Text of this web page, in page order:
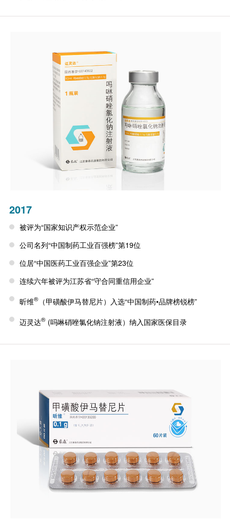
2017
被评为“国家知识产权示范企业”
公司名列“中国制药工业百强榜”第19位
位居“中国医药工业百强企业”第23位
连续六年被评为江苏省“守合同重信用企业”
昕维®（甲磺酸伊马替尼片）入选“中国制药•品牌榜锐榜”
迈灵达®(吗啉硝唑氯化钠注射液）纳入国家医保目录